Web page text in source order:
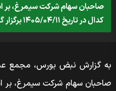
صاحبان سهام شرکت سیمرغ، بر
کدال در تاریخ ۱۴۰۵/۰۴/۱۱ برگزار گردید
به گزارش نبض بورس، مجمع
صاحبان سهام شرکت سیمرغ، بر